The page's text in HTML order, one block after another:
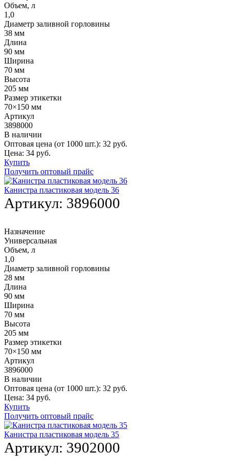
Объем, л
1,0
Диаметр заливной горловины
38 мм
Длина
90 мм
Ширина
70 мм
Высота
205 мм
Размер этикетки
70×150 мм
Артикул
3898000
В наличии
Оптовая цена (от 1000 шт.): 32 руб.
Цена: 34 руб.
Купить
Получить оптовый прайс
Канистра пластиковая модель 36
Артикул: 3896000
Назначение
Универсальная
Объем, л
1,0
Диаметр заливной горловины
28 мм
Длина
90 мм
Ширина
70 мм
Высота
205 мм
Размер этикетки
70×150 мм
Артикул
3896000
В наличии
Оптовая цена (от 1000 шт.): 32 руб.
Цена: 34 руб.
Купить
Получить оптовый прайс
Канистра пластиковая модель 35
Артикул: 3902000